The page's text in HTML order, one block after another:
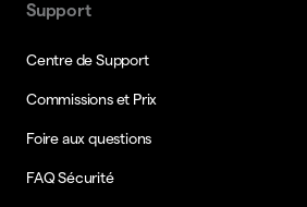
Support
Centre de Support
Commissions et Prix
Foire aux questions
FAQ Sécurité